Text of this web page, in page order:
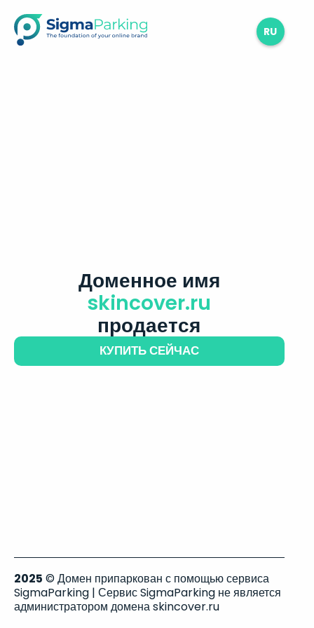
RU
Доменное имя
skincover.ru
продается
КУПИТЬ СЕЙЧАС
2025 © Домен припаркован с помощью сервиса
SigmaParking | Сервис SigmaParking не является
администратором домена skincover.ru